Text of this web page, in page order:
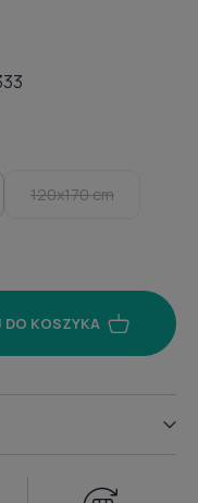
120x170 cm
DO KOSZYKA